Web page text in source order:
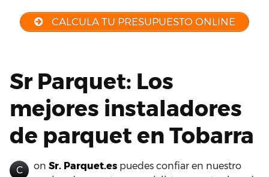
CALCULA TU PRESUPUESTO ONLINE
Sr Parquet: Los
mejores instaladores
de parquet en Tobarra
C on Sr. Parquet.es puedes confiar en nuestro